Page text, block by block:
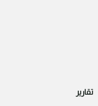
تقارير